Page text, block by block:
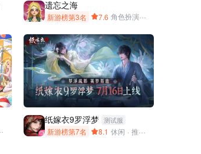
遗忘之海
新游榜第3名 7.6 角色扮演 ·
放置卡牌 · 收集养成 · 美少女 · 二次元
纸嫁衣9罗浮梦 测试服
新游榜第7名 8.1 休闲 · 推理